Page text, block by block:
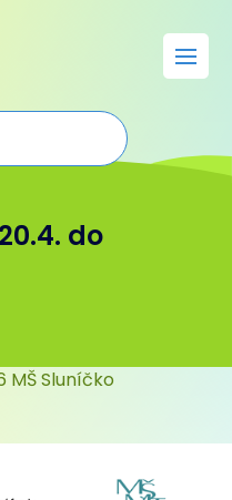
do
Sluníčko